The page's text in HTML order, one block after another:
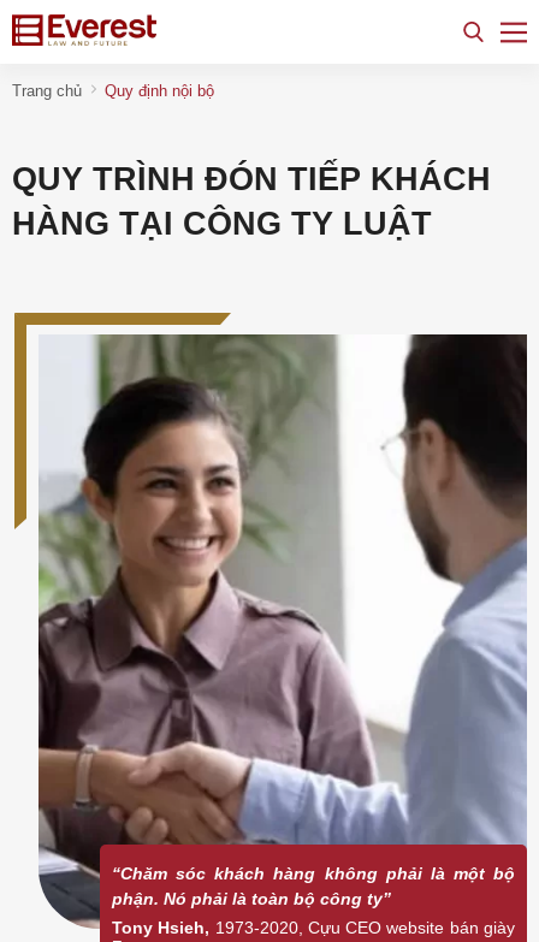
Trang chủ Quy định nội bộ
QUY TRÌNH ĐÓN TIẾP KHÁCH
HÀNG TẠI CÔNG TY LUẬT
“Chăm sóc khách hàng không phải là một bộ
phận. Nó phải là toàn bộ công ty”
Tony Hsieh, 1973-2020, Cựu CEO website bán giày